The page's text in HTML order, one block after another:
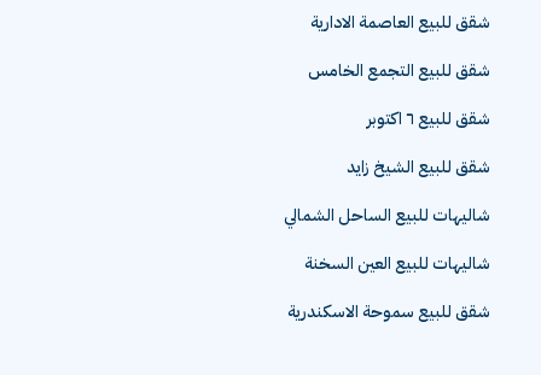
شقق للبيع العاصمة الادارية
شقق للبيع التجمع الخامس
شقق للبيع ٦ اكتوبر
شقق للبيع الشيخ زايد
شاليهات للبيع الساحل الشمالي
شاليهات للبيع العين السخنة
شقق للبيع سموحة الاسكندرية